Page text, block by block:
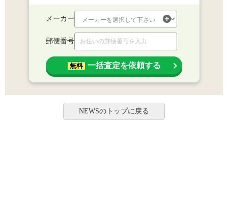
メーカー
郵便番号
無料 一括査定を依頼する
NEWSのトップに戻る